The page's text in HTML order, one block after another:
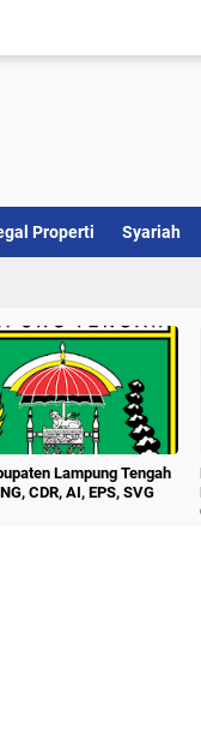
Properti Syariah
Lampung Tengah
CDR, AI, EPS, SVG